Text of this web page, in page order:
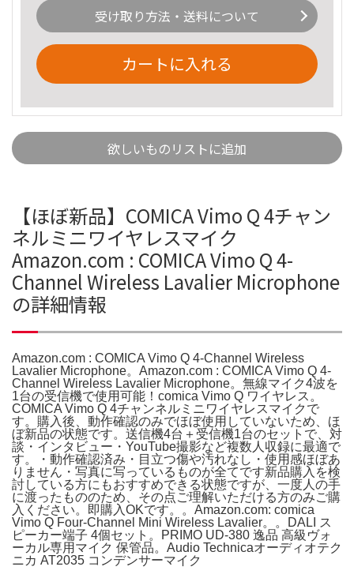
受け取り方法・送料について
カートに入れる
欲しいものリストに追加
【ほぼ新品】COMICA Vimo Q 4チャン
ネルミニワイヤレスマイク
Amazon.com : COMICA Vimo Q 4-
Channel Wireless Lavalier Microphone
の詳細情報
Amazon.com : COMICA Vimo Q 4-Channel Wireless
Lavalier Microphone。Amazon.com : COMICA Vimo Q 4-
Channel Wireless Lavalier Microphone。無線マイク4波を
1台の受信機で使用可能！comica Vimo Q ワイヤレス。
COMICA Vimo Q 4チャンネルミニワイヤレスマイクで
す。購入後、動作確認のみでほぼ使用していないため、ほ
ぼ新品の状態です。送信機4台＋受信機1台のセットで、対
談・インタビュー・YouTube撮影など複数人収録に最適で
す。・動作確認済み・目立つ傷や汚れなし・使用感ほぼあ
りません・写真に写っているものが全てです新品購入を検
討している方にもおすすめできる状態ですが、一度人の手
に渡ったもののため、その点ご理解いただける方のみご購
入ください。即購入OKです。。Amazon.com: comica
Vimo Q Four-Channel Mini Wireless Lavalier。。DALI ス
ピーカー端子 4個セット。PRIMO UD-380 逸品 高級ヴォ
ーカル専用マイク 保管品。Audio Technicaオーディオテク
ニカ AT2035 コンデンサーマイク